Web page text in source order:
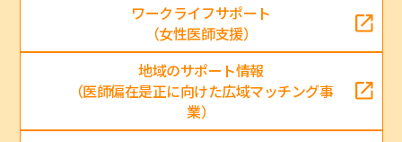
ワークライフサポート
（女性医師支援）
地域のサポート情報
（医師偏在是正に向けた広域マッチング事
業）